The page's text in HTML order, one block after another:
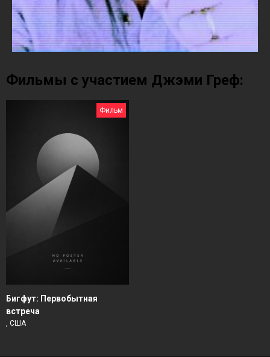
Фильмы с участием Джэми Греф:
Фильм
Бигфут: Первобытная
встреча
, США